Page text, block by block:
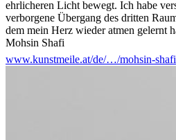
ehrlicheren Licht bewegt. Ich habe
verborgene Übergang des dritten
dem mein Herz wieder atmen gelernt
Mohsin Shafi
„Malamatiyya“ (Die
www.kunstmeile.at/de/…/mohsin-shafi